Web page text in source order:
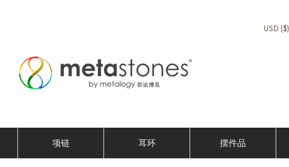
USD ($)
项链 耳环 摆件品